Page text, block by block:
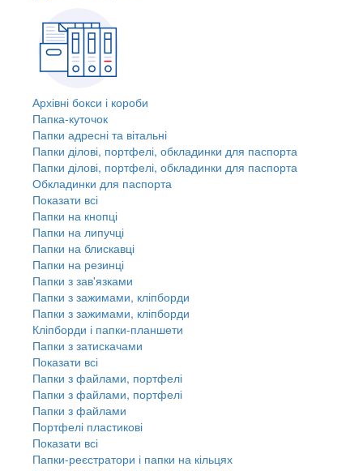
Архівні бокси і короби
Папка-куточок
Папки адресні та вітальні
Папки ділові, портфелі, обкладинки для паспорта
Папки ділові, портфелі, обкладинки для паспорта
Обкладинки для паспорта
Показати всі
Папки на кнопці
Папки на липучці
Папки на блискавці
Папки на резинці
Папки з зав'язками
Папки з зажимами, кліпборди
Папки з зажимами, кліпборди
Кліпборди і папки-планшети
Папки з затискачами
Показати всі
Папки з файлами, портфелі
Папки з файлами, портфелі
Папки з файлами
Портфелі пластикові
Показати всі
Папки-реєстратори і папки на кільцях